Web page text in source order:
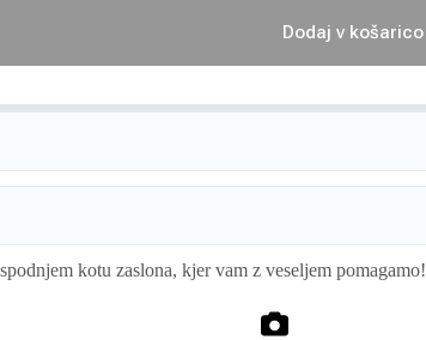
Dodaj v košarico
kotu zaslona, kjer vam z veseljem pomagamo!